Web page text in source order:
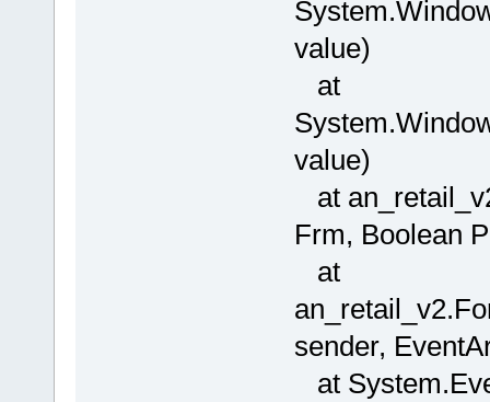
value)
at
value)
at
Frm, Boolean
at
sender,
at